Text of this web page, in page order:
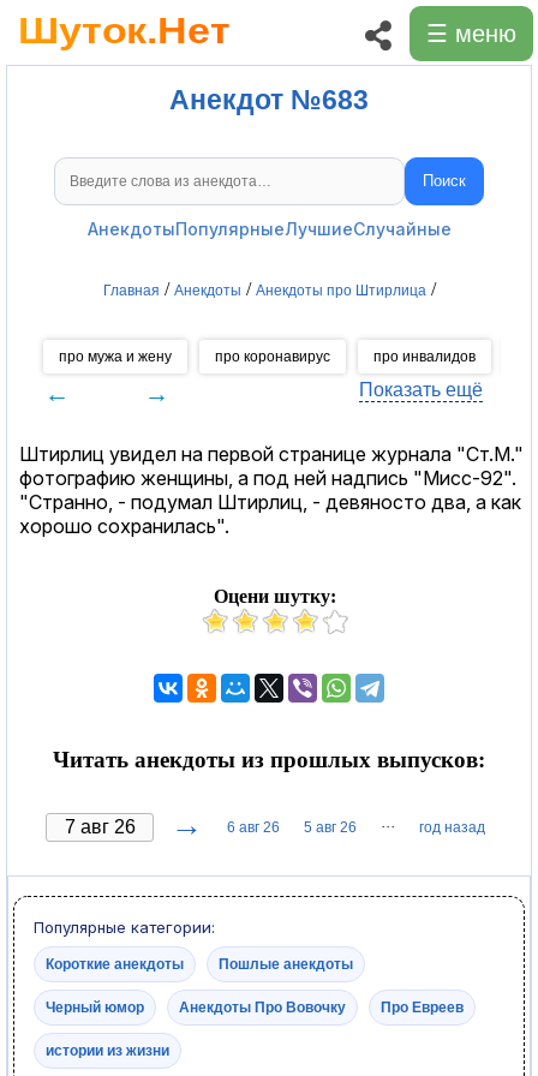
☰ меню
Анекдот №683
Поиск анекдотов Поиск
АнекдотыПопулярныеЛучшиеСлучайные
Главная / Анекдоты / Анекдоты про Штирлица /
про мужа и жену про коронавирус про инвалидов
← → Показать ещё
Штирлиц увидел на первой странице журнала "Ст.М."
фотографию женщины, а под ней надпись "Мисс-92".
"Странно, - подумал Штирлиц, - девяносто два, а как
хорошо сохранилась".
Оцени шутку:
Читать анекдоты из прошлых выпусков:
→ 6 авг 26 5 авг 26 ··· год назад
Популярные категории:
Короткие анекдоты Пошлые анекдоты
Черный юмор Анекдоты Про Вовочку Про Евреев
истории из жизни